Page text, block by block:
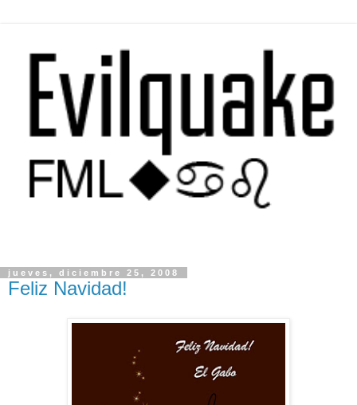
jueves, diciembre 25, 2008
Feliz Navidad!